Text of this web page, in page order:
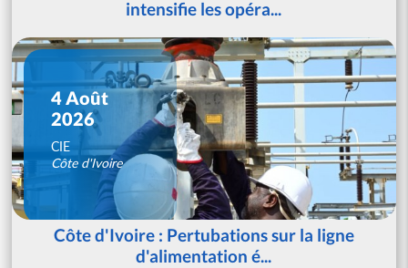
intensifie les opéra...
4 Août
2026
CIE
Côte d'Ivoire
Côte d'Ivoire : Pertubations sur la ligne
d'alimentation é...